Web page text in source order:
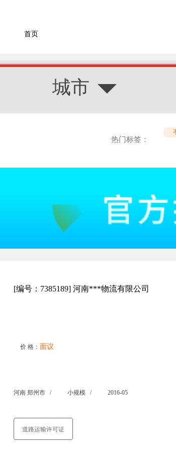
首页
城市
热门标签：
[编号：7385189] 河南***物流有限公司
价 格： 面议
河南 郑州市 / 小规模 / 2016-05
道路运输许可证